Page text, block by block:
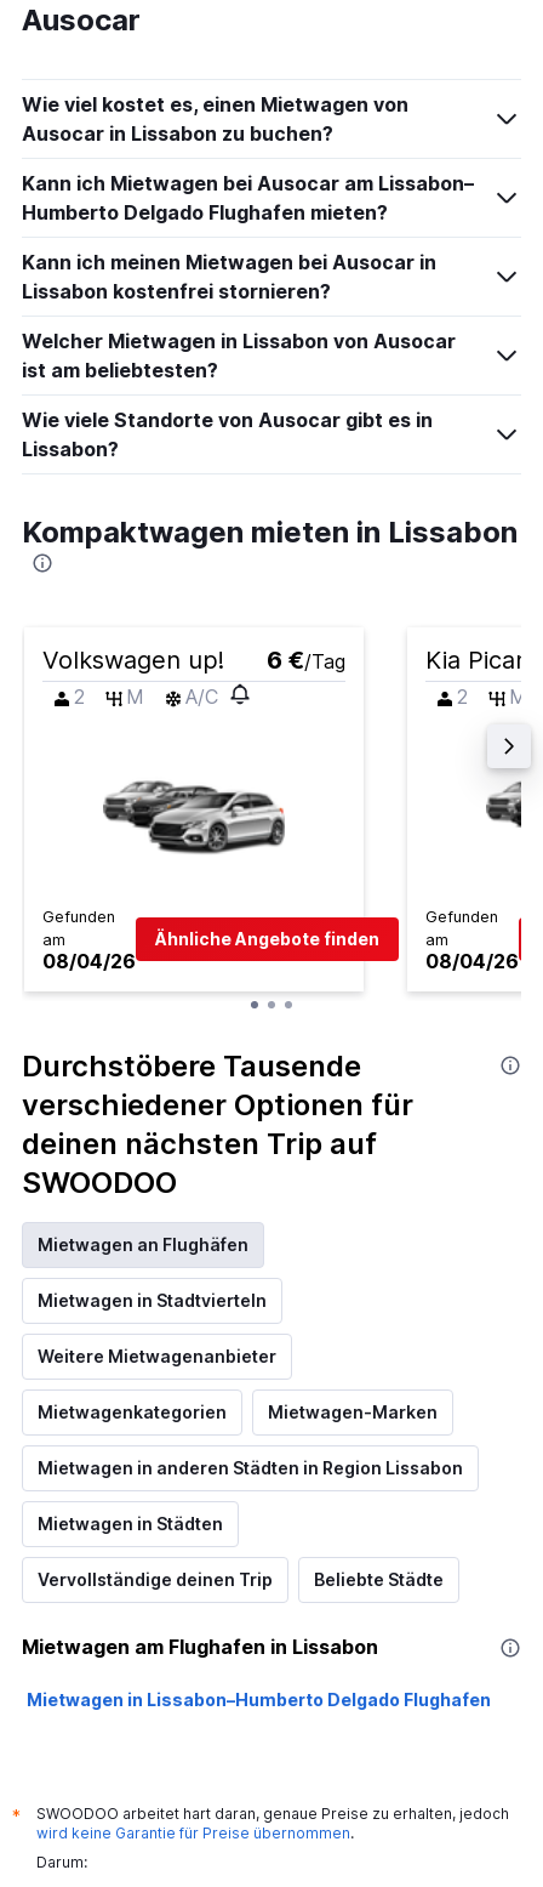
Ausocar
Wie viel kostet es, einen Mietwagen von
Ausocar in Lissabon zu buchen?
Kann ich Mietwagen bei Ausocar am Lissabon–
Humberto Delgado Flughafen mieten?
Kann ich meinen Mietwagen bei Ausocar in
Lissabon kostenfrei stornieren?
Welcher Mietwagen in Lissabon von Ausocar
ist am beliebtesten?
Wie viele Standorte von Ausocar gibt es in
Lissabon?
Kompaktwagen mieten in Lissabon
Volkswagen up! 6 €/Tag
2
M A/C
Gefunden
am
08/04/26
Ähnliche Angebote finden
Kia
2 M
Gefunden
am
08/04/26
Durchstöbere Tausende
verschiedener Optionen für
deinen nächsten Trip auf
SWOODOO
Mietwagen an Flughäfen
Mietwagen in Stadtvierteln
Weitere Mietwagenanbieter
Mietwagenkategorien Mietwagen-Marken
Mietwagen in anderen Städten in Region Lissabon
Mietwagen in Städten
Vervollständige deinen Trip Beliebte Städte
Mietwagen am Flughafen in Lissabon
Mietwagen in Lissabon–Humberto Delgado Flughafen
*
SWOODOO arbeitet hart daran, genaue Preise zu erhalten, jedoch
wird keine Garantie für Preise übernommen.
Darum: